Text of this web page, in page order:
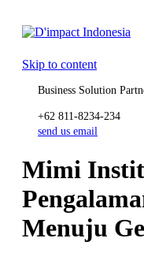
Skip to content
Business Solution
+62 811-8234-234
send us email
Mimi
Menuju